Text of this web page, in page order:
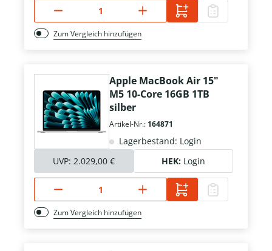
Zum Vergleich hinzufügen
Apple MacBook Air 15"
M5 10-Core 16GB 1TB
silber
Artikel-Nr.: 164871
Lagerbestand: Login
UVP: 2.029,00 € HEK: Login
Zum Vergleich hinzufügen